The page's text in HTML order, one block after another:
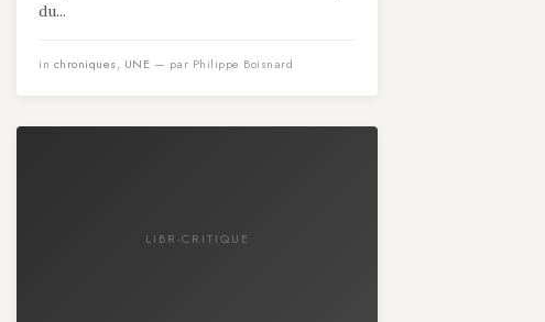
du...
in chroniques, UNE — par Philippe Boisnard
LIBR-CRITIQUE